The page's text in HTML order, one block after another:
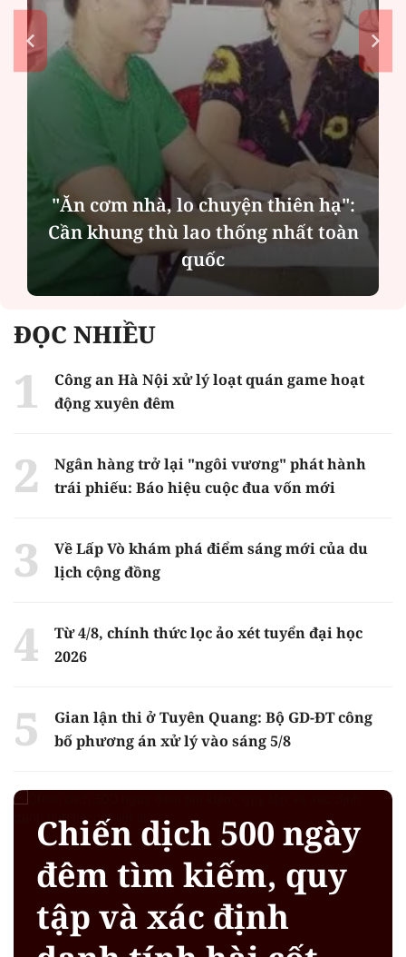
"Ăn cơm nhà, lo chuyện thiên hạ":
Cần khung thù lao thống nhất toàn
quốc
ĐỌC NHIỀU
Công an Hà Nội xử lý loạt quán game hoạt
động xuyên đêm
Ngân hàng trở lại "ngôi vương" phát hành
trái phiếu: Báo hiệu cuộc đua vốn mới
Về Lấp Vò khám phá điểm sáng mới của du
lịch cộng đồng
Từ 4/8, chính thức lọc ảo xét tuyển đại học
2026
Gian lận thi ở Tuyên Quang: Bộ GD-ĐT công
bố phương án xử lý vào sáng 5/8
Chiến dịch 500 ngày
đêm tìm kiếm, quy
tập và xác định